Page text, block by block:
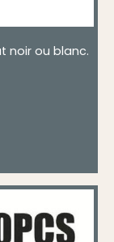
noir ou blanc.